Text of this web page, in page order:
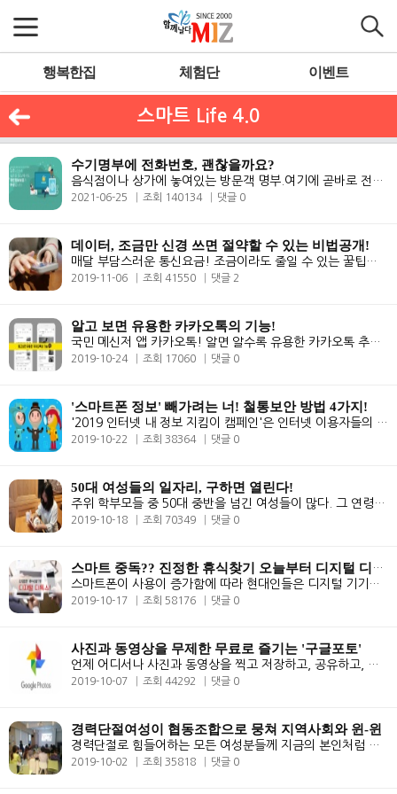
행복한집 체험단 이벤트
스마트 Life 4.0
수기명부에 전화번호, 괜찮을까요?
음식점이나 상가에 놓여있는 방문객 명부.여기에 곧바로 전화번호를 적어도..
2021-06-25 조회 140134 댓글 0
데이터, 조금만 신경 쓰면 절약할 수 있는 비법공개!
매달 부담스러운 통신요금! 조금이라도 줄일 수 있는 꿀팁을 알려드립니다!..
2019-11-06 조회 41550 댓글 2
알고 보면 유용한 카카오톡의 기능!
국민 메신저 앱 카카오톡! 알면 알수록 유용한 카카오톡 추가 기능을 알아..
2019-10-24 조회 17060 댓글 0
'스마트폰 정보' 빼가려는 너! 철통보안 방법 4가지!
'2019 인터넷 내 정보 지킴이 캠페인'은 인터넷 이용자들의 개인정보 보호 ..
2019-10-22 조회 38364 댓글 0
50대 여성들의 일자리, 구하면 열린다!
주위 학부모들 중 50대 중반을 넘긴 여성들이 많다. 그 연령대의 여성들은 ..
2019-10-18 조회 70349 댓글 0
스마트 중독?? 진정한 휴식찾기 오늘부터 디지털 디톡스!
스마트폰이 사용이 증가함에 따라 현대인들은 디지털 기기에 대한 의존도가..
2019-10-17 조회 58176 댓글 0
사진과 동영상을 무제한 무료로 즐기는 '구글포토'
언제 어디서나 사진과 동영상을 찍고 저장하고, 공유하고, 쉽게 분류할 수 ..
2019-10-07 조회 44292 댓글 0
경력단절여성이 협동조합으로 뭉쳐 지역사회와 윈-윈
경력단절로 힘들어하는 모든 여성분들께 지금의 본인처럼 할 수 있다는 자..
2019-10-02 조회 35818 댓글 0